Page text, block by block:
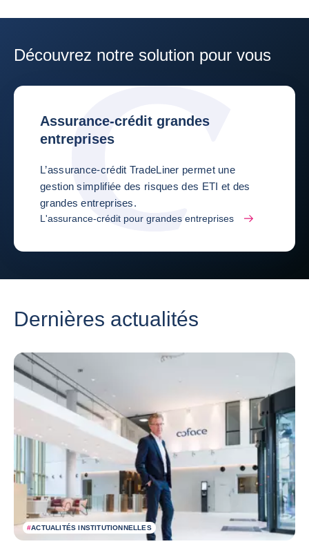
Découvrez notre solution pour vous
Assurance-crédit grandes
entreprises
L’assurance-crédit TradeLiner permet une
gestion simplifiée des risques des ETI et des
grandes entreprises.
L'assurance-crédit pour grandes entreprises
Dernières actualités
#ACTUALITÉS INSTITUTIONNELLES